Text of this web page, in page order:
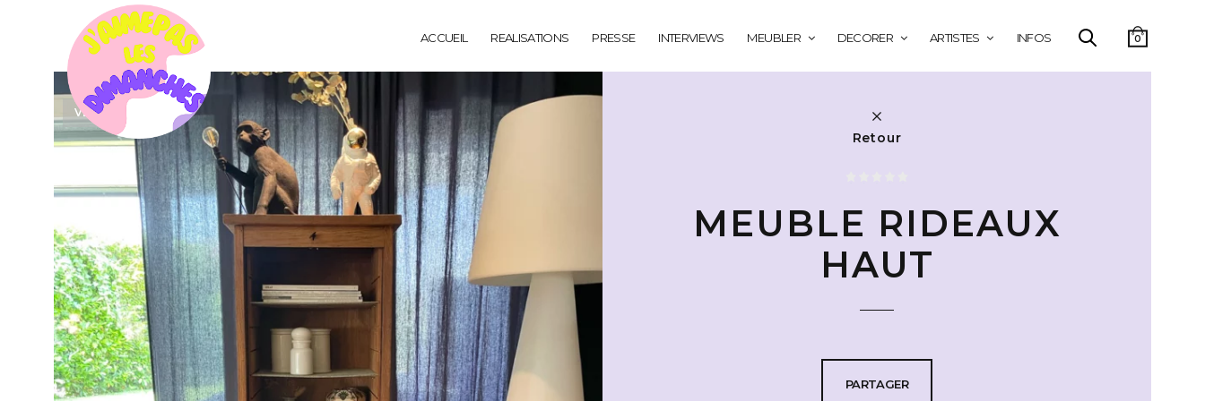
ACCUEIL REALISATIONS PRESSE INTERVIEWS MEUBLER DECORER ARTISTES INFOS 0
VENDU
Retour
MEUBLE RIDEAUX
HAUT
PARTAGER